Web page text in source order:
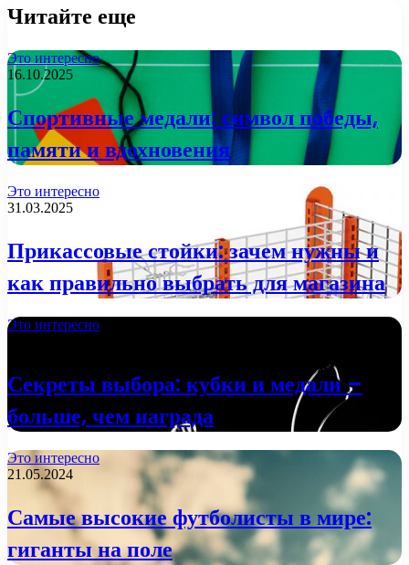
Читайте еще
Это интересно
16.10.2025
Спортивные медали: символ победы,
памяти и вдохновения
Это интересно
31.03.2025
Прикассовые стойки: зачем нужны и
как правильно выбрать для магазина
Это интересно
Секреты выбора: кубки и медали –
больше, чем награда
Это интересно
21.05.2024
Самые высокие футболисты в мире:
гиганты на поле